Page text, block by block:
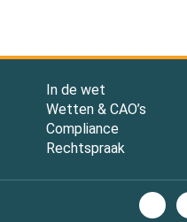
In de wet
Wetten & CAO’s
Compliance
Rechtspraak